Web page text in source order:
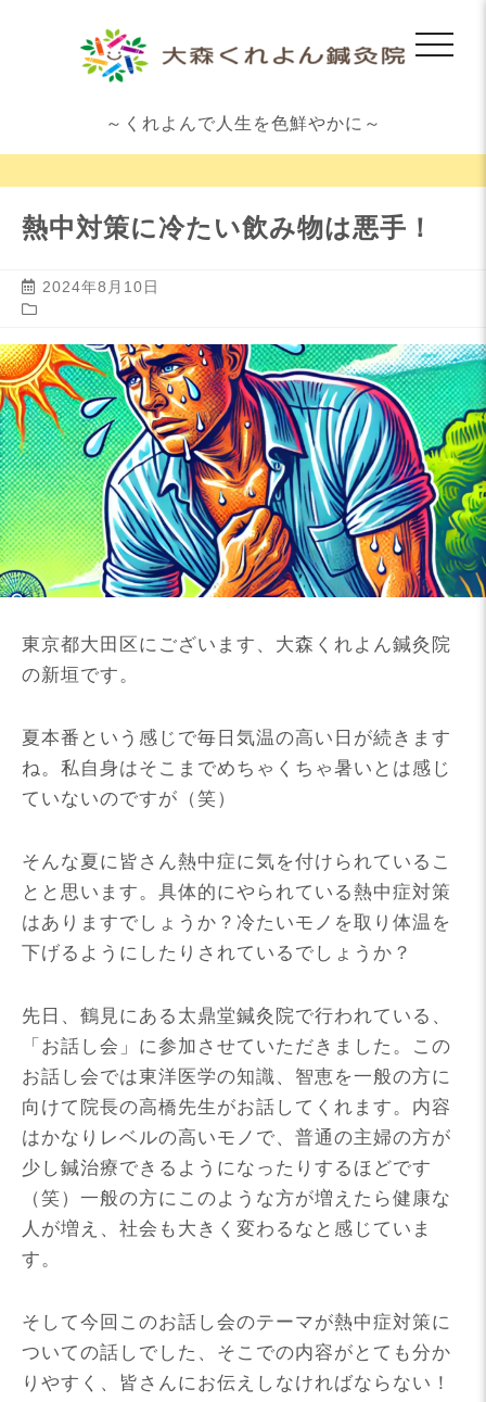
～くれよんで人生を色鮮やかに～
熱中対策に冷たい飲み物は悪手！
2024年8月10日
東京都大田区にございます、大森くれよん鍼灸院
の新垣です。
夏本番という感じで毎日気温の高い日が続きます
ね。私自身はそこまでめちゃくちゃ暑いとは感じ
ていないのですが（笑）
そんな夏に皆さん熱中症に気を付けられているこ
とと思います。具体的にやられている熱中症対策
はありますでしょうか？冷たいモノを取り体温を
下げるようにしたりされているでしょうか？
先日、鶴見にある太鼎堂鍼灸院で行われている、
「お話し会」に参加させていただきました。この
お話し会では東洋医学の知識、智恵を一般の方に
向けて院長の高橋先生がお話してくれます。内容
はかなりレベルの高いモノで、普通の主婦の方が
少し鍼治療できるようになったりするほどです
（笑）一般の方にこのような方が増えたら健康な
人が増え、社会も大きく変わるなと感じていま
す。
そして今回このお話し会のテーマが熱中症対策に
ついての話しでした、そこでの内容がとても分か
りやすく、皆さんにお伝えしなければならない！